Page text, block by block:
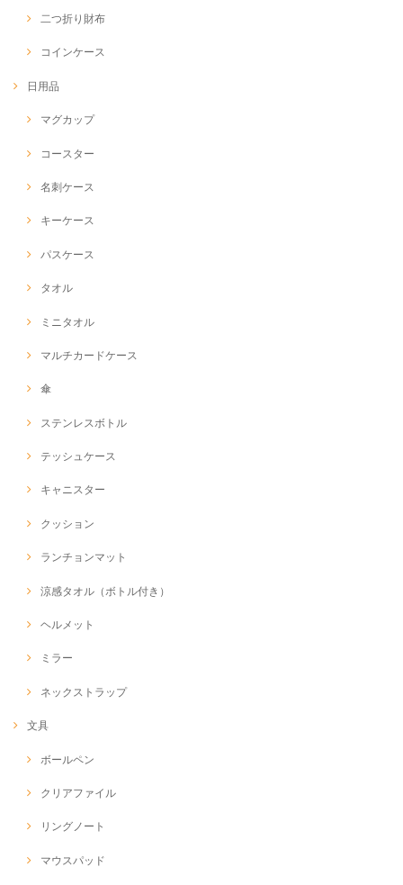
二つ折り財布
コインケース
日用品
マグカップ
コースター
名刺ケース
キーケース
パスケース
タオル
ミニタオル
マルチカードケース
傘
ステンレスボトル
テッシュケース
キャニスター
クッション
ランチョンマット
涼感タオル（ボトル付き）
ヘルメット
ミラー
ネックストラップ
文具
ボールペン
クリアファイル
リングノート
マウスパッド